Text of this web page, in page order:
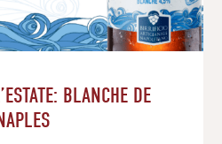
BLANCHE DE